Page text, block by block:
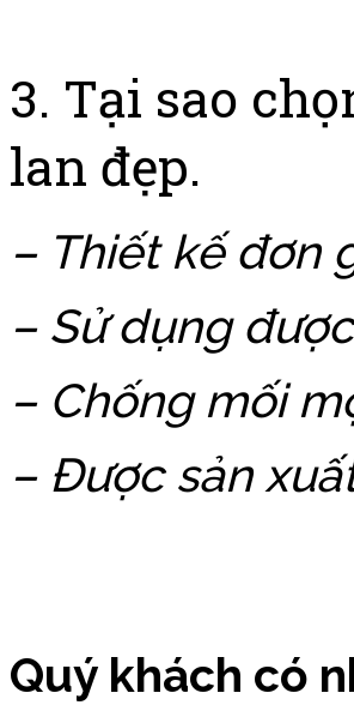
3. Tại sao
lan đẹp.
– Thiết kế đơn
– Sử dụng
– Chống mối
– Được sản
Quý khách có